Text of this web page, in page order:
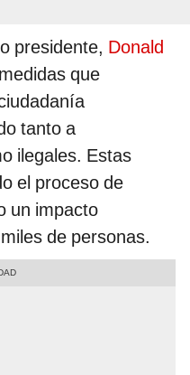
presidente, Donald
que
tanto a
ilegales. Estas
el proceso de
un impacto
de personas.